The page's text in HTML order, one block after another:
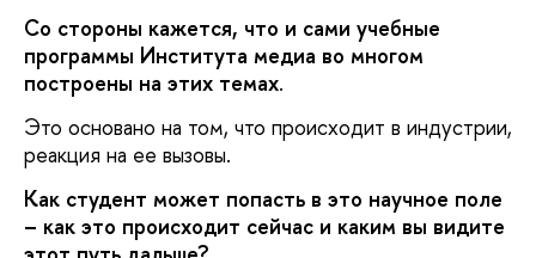
Со стороны кажется, что и сами учебные
программы Института медиа во многом
построены на этих темах.
Это основано на том, что происходит в индустрии,
реакция на ее вызовы.
Как студент может попасть в это научное поле
– как это происходит сейчас и каким вы видите